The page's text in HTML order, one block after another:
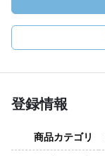
登録情報
商品カテゴリ